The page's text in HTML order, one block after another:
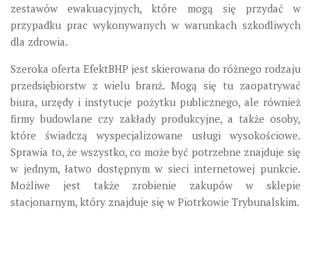
zestawów ewakuacyjnych, które mogą się przydać w
przypadku prac wykonywanych w warunkach szkodliwych
dla zdrowia.
Szeroka oferta EfektBHP jest skierowana do różnego rodzaju
przedsiębiorstw z wielu branż. Mogą się tu zaopatrywać
biura, urzędy i instytucje pożytku publicznego, ale również
firmy budowlane czy zakłady produkcyjne, a także osoby,
które świadczą wyspecjalizowane usługi wysokościowe.
Sprawia to, że wszystko, co może być potrzebne znajduje się
w jednym, łatwo dostępnym w sieci internetowej punkcie.
Możliwe jest także zrobienie zakupów w sklepie
stacjonarnym, który znajduje się w Piotrkowie Trybunalskim.